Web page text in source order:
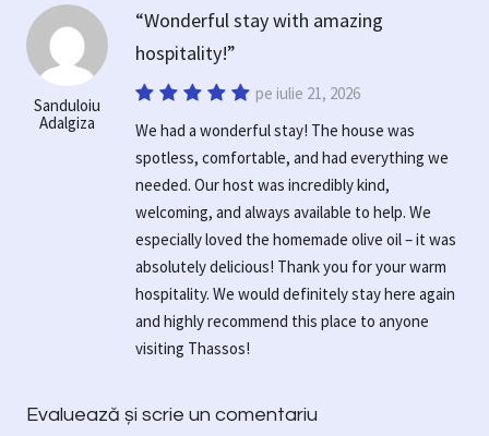
Sanduloiu
Adalgiza
Wonderful stay with amazing
hospitality!
pe iulie 21, 2026
We had a wonderful stay! The house was
spotless, comfortable, and had everything we
needed. Our host was incredibly kind,
welcoming, and always available to help. We
especially loved the homemade olive oil – it was
absolutely delicious! Thank you for your warm
hospitality. We would definitely stay here again
and highly recommend this place to anyone
visiting Thassos!
Evaluează și scrie un comentariu